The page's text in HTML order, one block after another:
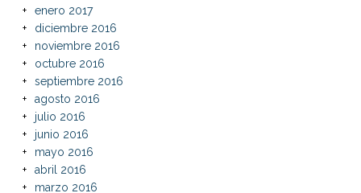
enero 2017
diciembre 2016
noviembre 2016
octubre 2016
septiembre 2016
agosto 2016
julio 2016
junio 2016
mayo 2016
abril 2016
marzo 2016